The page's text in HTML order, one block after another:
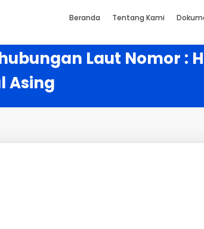
Beranda Tentang Kami
Laut Nomor :
Asing